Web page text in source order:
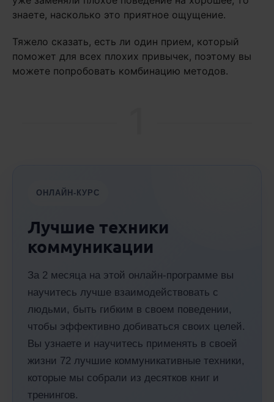
знаете, насколько это приятное ощущение.
Тяжело сказать, есть ли один прием, который
поможет для всех плохих привычек, поэтому вы
можете попробовать комбинацию методов.
ОНЛАЙН-КУРС
Лучшие техники
коммуникации
За 2 месяца на этой онлайн-программе вы
научитесь лучше взаимодействовать с
людьми, быть гибким в своем поведении,
чтобы эффективно добиваться своих целей.
Вы узнаете и научитесь применять в своей
жизни 72 лучшие коммуникативные техники,
которые мы собрали из десятков книг и
тренингов.